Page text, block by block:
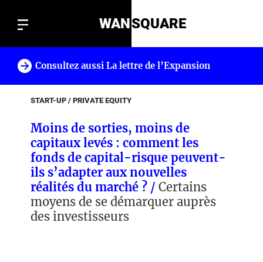
WANSQUARE
Consultez aussi La lettre de l’Expansion
START-UP / PRIVATE EQUITY
Moins de sorties, moins de
capitaux levés : comment les
fonds de capital-risque peuvent-
ils s’adapter aux nouvelles
réalités du marché ? / Certains
moyens de se démarquer auprès
des investisseurs